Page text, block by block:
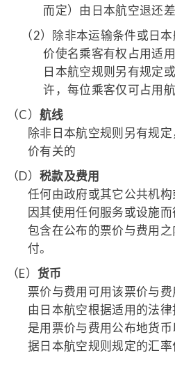
而定）由日本航空退还差
（2） 除非本运输条件或日
价使名乘客有权占用适
日本航空规则另有规定
许，每位乘客仅可占用
（C）航线
除非日本航空规则另有规
价有关的
（D）税款及费用
任何由政府或其它公共机
因其使用任何服务或设施
包含在公布的票价与费用
付。
（E）货币
票价与费用可用该票价与费
由日本航空根据适用的法
是用票价与费用公布地货
据日本航空规则规定的汇率